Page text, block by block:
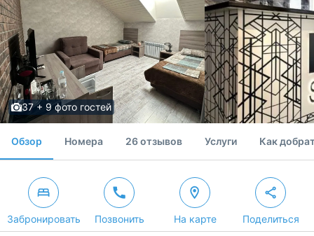
37 + 9 фото гостей
Обзор Номера 26 отзывов Услуги Как
Забронировать Позвонить На карте Поделиться